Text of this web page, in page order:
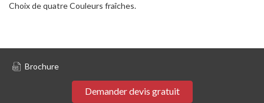
Choix de quatre Couleurs fraîches.
Brochure
Demander devis gratuit